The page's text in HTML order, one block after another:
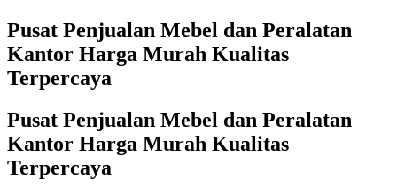
Pusat Penjualan Mebel dan Peralatan
Kantor Harga Murah Kualitas
Terpercaya
Pusat Penjualan Mebel dan Peralatan
Kantor Harga Murah Kualitas
Terpercaya